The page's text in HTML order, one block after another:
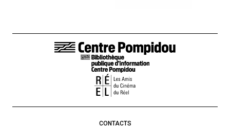
LIENS DE BAS DE PAGE
CONTACTS